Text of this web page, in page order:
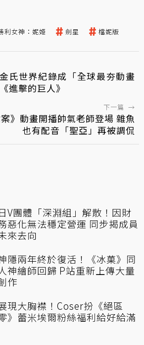
利女神：妮姬 劍星 檔妮版
氏世界紀錄成「全球最夯動畫
進擊的巨人》
下一篇 →
》動畫開播帥氣老師登場 雜魚
也有配音「聖亞」再被調侃
V團體「深淵組」解散！因財
惡化無法穩定營運 同步揭成員
來去向
隱兩年終於復活！《冰菓》同
神繪師回歸 P站重新上傳大量
作
現大胸襟！Coser扮《絕區
》蕾米埃爾粉絲福利給好給滿